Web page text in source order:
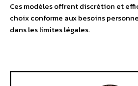
Ces modèles offrent discrétion et
choix conforme aux besoins
dans les limites légales.